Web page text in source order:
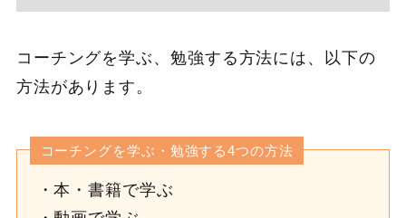
コーチングを学ぶ、勉強する方法には、以下の
方法があります。
コーチングを学ぶ・勉強する4つの方法
本・書籍で学ぶ